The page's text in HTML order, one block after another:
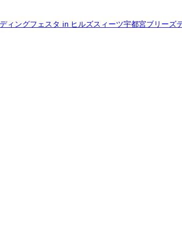
ィングフェスタ in ヒルズスィーツ宇都宮ブリーズ